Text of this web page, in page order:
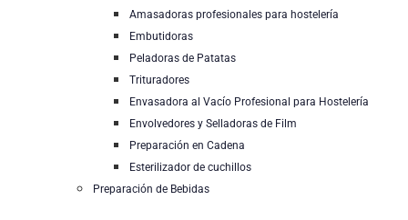
Amasadoras profesionales para hostelería
Embutidoras
Peladoras de Patatas
Trituradores
Envasadora al Vacío Profesional para Hostelería
Envolvedores y Selladoras de Film
Preparación en Cadena
Esterilizador de cuchillos
Preparación de Bebidas